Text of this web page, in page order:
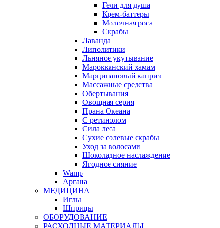
Гели для душа
Крем-баттеры
Молочная роса
Скрабы
Лаванда
Липолитики
Льняное укутывание
Марокканский хамам
Марципановый каприз
Массажные средства
Обертывания
Овощная серия
Прана Океана
С ретинолом
Сила леса
Сухие солевые скрабы
Уход за волосами
Шоколадное наслаждение
Ягодное сияние
Wamp
Аргана
МЕДИЦИНА
Иглы
Шприцы
ОБОРУДОВАНИЕ
РАСХОДНЫЕ МАТЕРИАЛЫ